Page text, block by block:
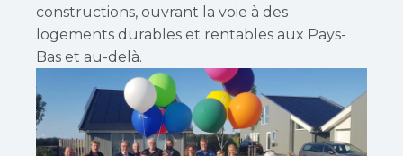
constructions, ouvrant la voie à des
logements durables et rentables aux Pays-
Bas et au-delà.